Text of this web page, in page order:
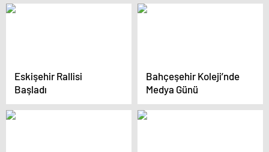
Eskişehir Rallisi
Başladı
Bahçeşehir Koleji’nde
Medya Günü